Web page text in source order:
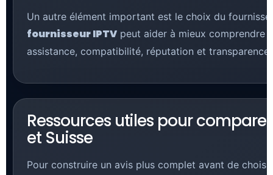
Un autre élément important est le choix du
fournisseur IPTV peut aider à mieux comprendre
assistance, compatibilité, réputation et transparence.
Ressources utiles pour comparer
et Suisse
Pour construire un avis plus complet avant de